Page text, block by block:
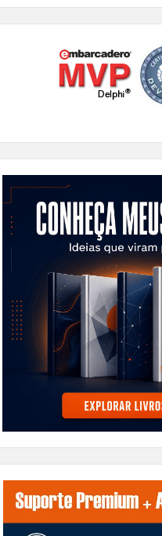
LINKEDIN
RSS